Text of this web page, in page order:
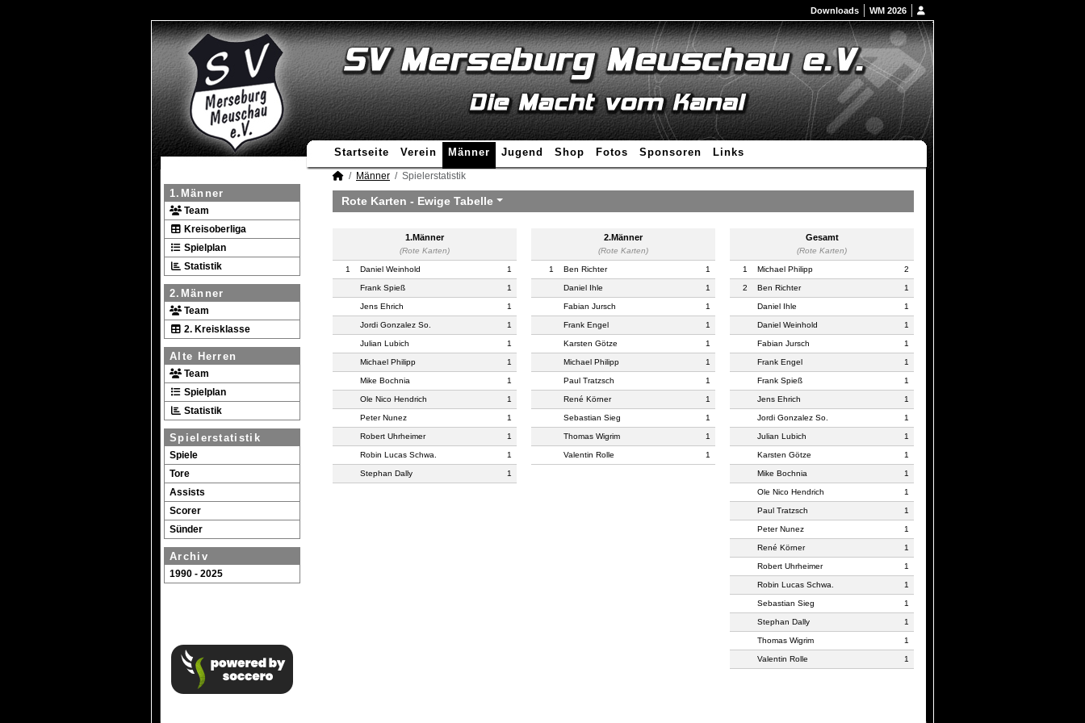
Downloads WM 2026
Startseite Verein Männer Jugend Shop Fotos Sponsoren Links
1.Männer
Team
Kreisoberliga
Spielplan
Statistik
2.Männer
Team
2. Kreisklasse
Alte Herren
Team
Spielplan
Statistik
Spielerstatistik
Spiele
Tore
Assists
Scorer
Sünder
Archiv
1990 - 2025
Männer Spielerstatistik
Rote Karten - Ewige Tabelle
1.Männer
(Rote Karten)
1 Daniel Weinhold 1
Frank Spieß 1
Jens Ehrich 1
Jordi Gonzalez So. 1
Julian Lubich 1
Michael Philipp 1
Mike Bochnia 1
Ole Nico Hendrich 1
Peter Nunez 1
Robert Uhrheimer 1
Robin Lucas Schwa. 1
Stephan Dally 1
2.Männer
(Rote Karten)
1 Ben Richter 1
Daniel Ihle 1
Fabian Jursch 1
Frank Engel 1
Karsten Götze 1
Michael Philipp 1
Paul Tratzsch 1
René Körner 1
Sebastian Sieg 1
Thomas Wigrim 1
Valentin Rolle 1
Gesamt
(Rote Karten)
1 Michael Philipp 2
2 Ben Richter 1
Daniel Ihle 1
Daniel Weinhold 1
Fabian Jursch 1
Frank Engel 1
Frank Spieß 1
Jens Ehrich 1
Jordi Gonzalez So. 1
Julian Lubich 1
Karsten Götze 1
Mike Bochnia 1
Ole Nico Hendrich 1
Paul Tratzsch 1
Peter Nunez 1
René Körner 1
Robert Uhrheimer 1
Robin Lucas Schwa. 1
Sebastian Sieg 1
Stephan Dally 1
Thomas Wigrim 1
Valentin Rolle 1